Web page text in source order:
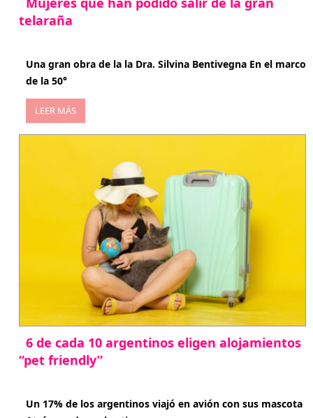
telaraña
Una gran obra de la la Dra. Silvina Bentivegna En el marco
de la 50°
LEER MÁS
6 de cada 10 argentinos eligen alojamientos
“pet friendly”
Un 17% de los argentinos viajó en avión con sus mascota